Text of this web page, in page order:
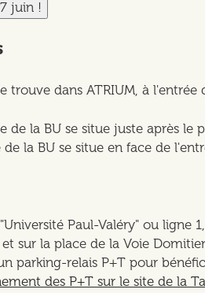
juin !
trouve dans ATRIUM, à
de la BU se situe juste après le
la BU se situe en face de
Paul-Valéry" ou ligne
sur la place de la Voie
parking-relais P+T pour
des P+T sur le site de la